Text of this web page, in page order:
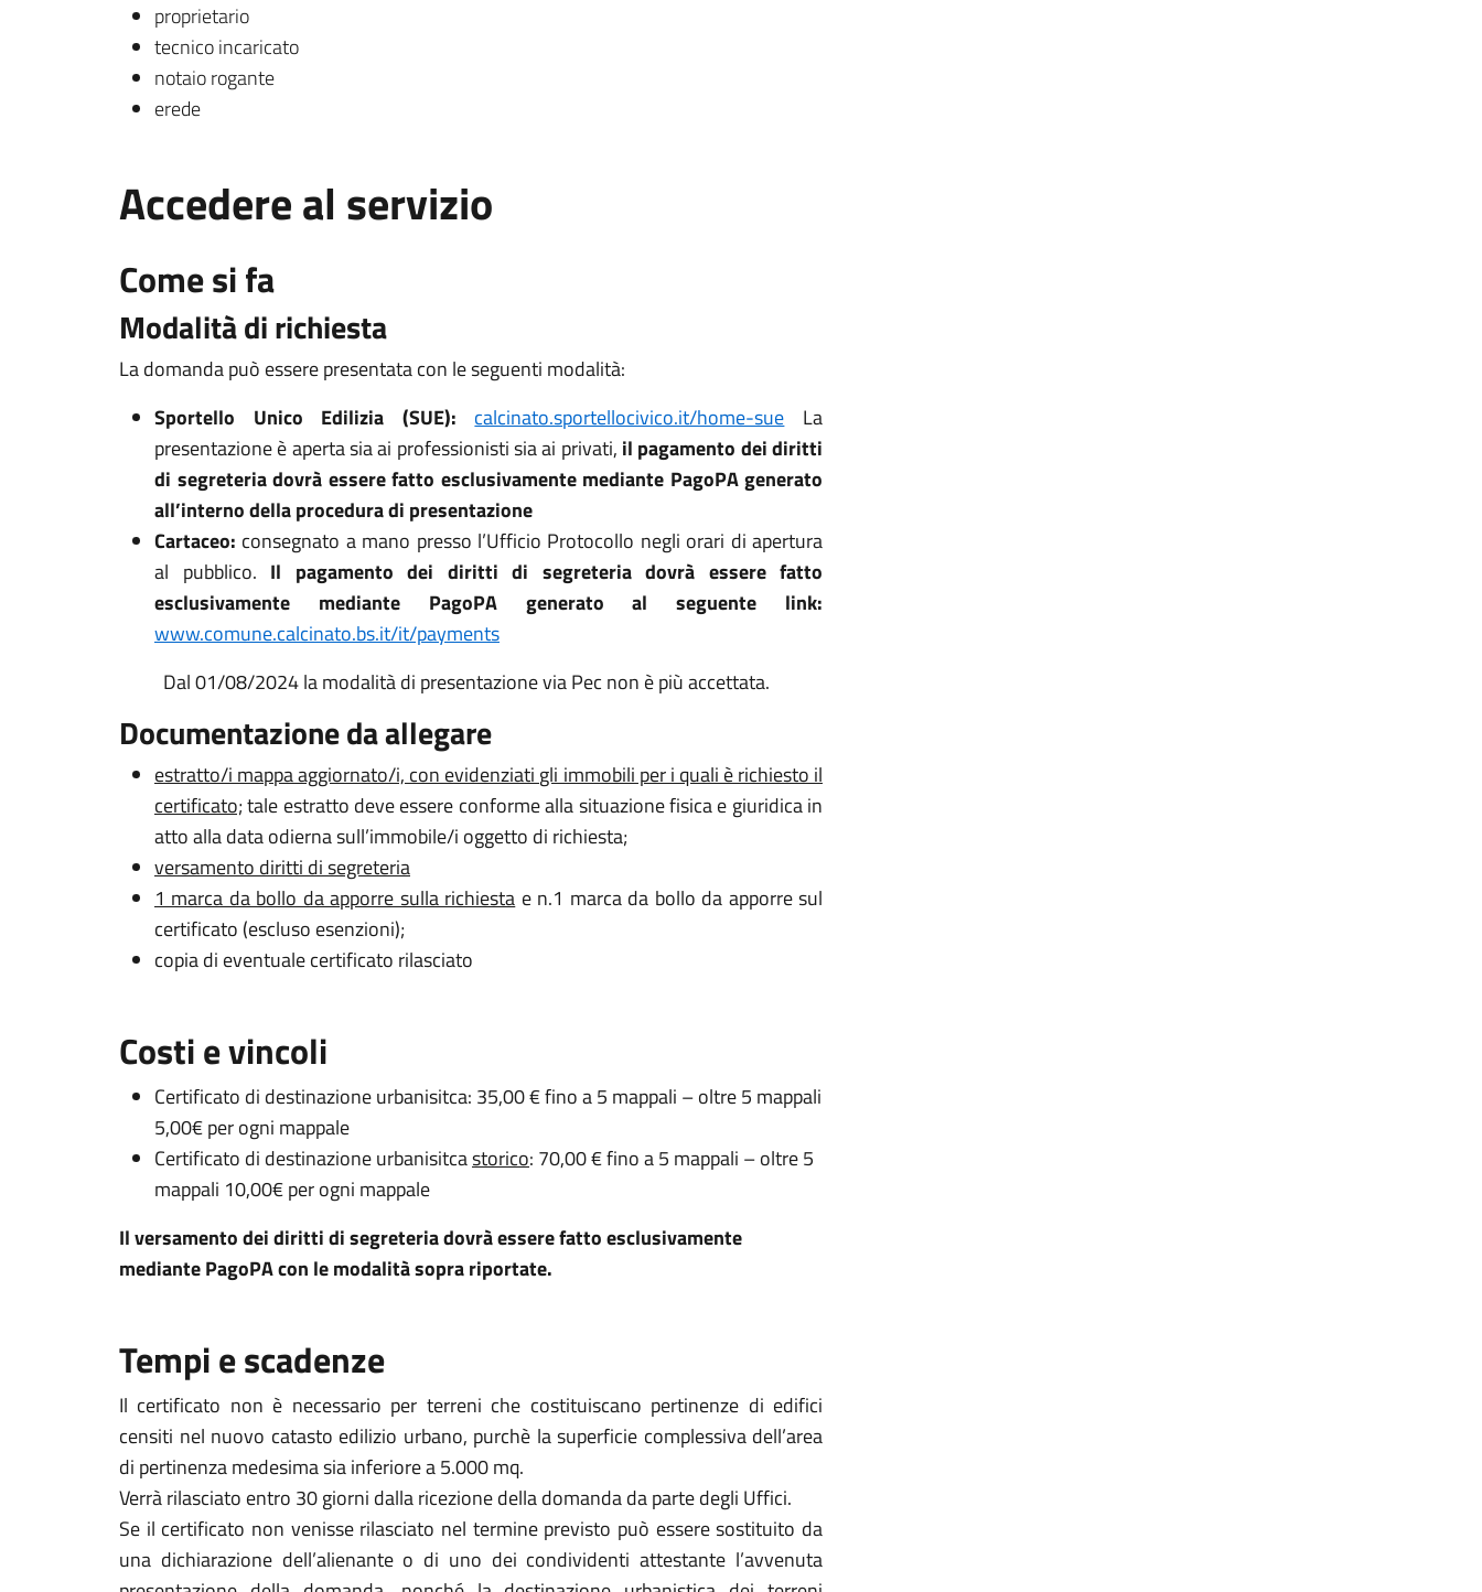
proprietario
tecnico incaricato
notaio rogante
erede
Accedere al servizio
Come si fa
Modalità di richiesta
La domanda può essere presentata con le seguenti modalità:
Sportello Unico Edilizia (SUE): calcinato.sportellocivico.it/home-sue La
presentazione è aperta sia ai professionisti sia ai privati, il pagamento dei diritti
di segreteria dovrà essere fatto esclusivamente mediante PagoPA generato
all’interno della procedura di presentazione
Cartaceo: consegnato a mano presso l’Ufficio Protocollo negli orari di apertura
al pubblico. Il pagamento dei diritti di segreteria dovrà essere fatto
esclusivamente mediante PagoPA generato al seguente link:
www.comune.calcinato.bs.it/it/payments
Dal 01/08/2024 la modalità di presentazione via Pec non è più accettata.
Documentazione da allegare
estratto/i mappa aggiornato/i, con evidenziati gli immobili per i quali è richiesto il
certificato;tale estratto deve essere conforme alla situazione fisica e giuridica in
atto alla data odierna sull’immobile/i oggetto di richiesta;
versamento diritti di segreteria
1 marca da bollo da apporre sulla richiesta e n.1 marca da bollo da apporre sul
certificato (escluso esenzioni);
copia di eventuale certificato rilasciato
Costi e vincoli
Certificato di destinazione urbanisitca: 35,00 € fino a 5 mappali – oltre 5 mappali
5,00€ per ogni mappale
Certificato di destinazione urbanisitcastorico: 70,00 € fino a 5 mappali – oltre 5
mappali 10,00€ per ogni mappale
Il versamento dei diritti di segreteria dovrà essere fatto esclusivamente
mediante PagoPA con le modalità sopra riportate.
Tempi e scadenze
Il certificato non è necessario per terr​eni che costituiscano pertinenze di edifici
censiti nel nuovo catasto edilizio urbano, purchè la superficie complessiva dell’area
di pertinenza medesima sia inferiore a 5.000 mq.
Verrà rilasciato entro 30 giorni dalla ricezione della domanda da parte degli Uffici.
Se il certificato non venisse rilasciato nel termine previsto può essere sostituito da
una dichiarazione dell’alienante o di uno dei condividenti attestante l’avvenuta